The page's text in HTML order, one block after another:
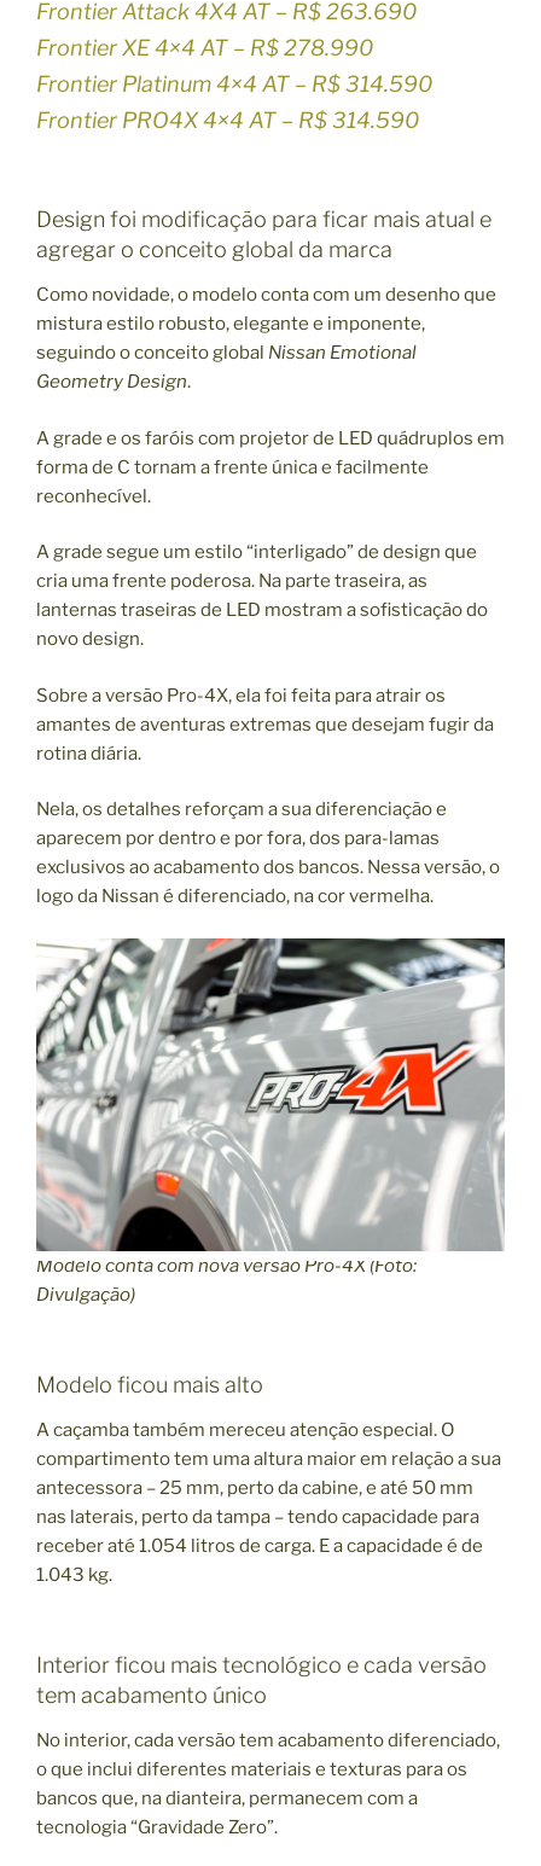
Frontier Attack 4X4 AT – R$ 263.690
Frontier XE 4×4 AT – R$ 278.990
Frontier Platinum 4×4 AT – R$ 314.590
Frontier PRO4X 4×4 AT – R$ 314.590
Design foi modificação para ficar mais atual e
agregar o conceito global da marca
Como novidade, o modelo conta com um desenho que
mistura estilo robusto, elegante e imponente,
seguindo o conceito global Nissan Emotional
Geometry Design.
A grade e os faróis com projetor de LED quádruplos em
forma de C tornam a frente única e facilmente
reconhecível.
A grade segue um estilo “interligado” de design que
cria uma frente poderosa. Na parte traseira, as
lanternas traseiras de LED mostram a sofisticação do
novo design.
Sobre a versão Pro-4X, ela foi feita para atrair os
amantes de aventuras extremas que desejam fugir da
rotina diária.
Nela, os detalhes reforçam a sua diferenciação e
aparecem por dentro e por fora, dos para-lamas
exclusivos ao acabamento dos bancos. Nessa versão, o
logo da Nissan é diferenciado, na cor vermelha.
Modelo conta com nova versão Pro-4X (Foto:
Divulgação)
Modelo ficou mais alto
A caçamba também mereceu atenção especial. O
compartimento tem uma altura maior em relação a sua
antecessora – 25 mm, perto da cabine, e até 50 mm
nas laterais, perto da tampa – tendo capacidade para
receber até 1.054 litros de carga. E a capacidade é de
1.043 kg.
Interior ficou mais tecnológico e cada versão
tem acabamento único
No interior, cada versão tem acabamento diferenciado,
o que inclui diferentes materiais e texturas para os
bancos que, na dianteira, permanecem com a
tecnologia “Gravidade Zero”.